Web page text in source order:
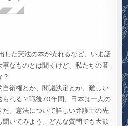
た憲法の本が売れるなど、いま話
なものとは聞くけど、私たちの暮
？
衛権とか、閣議決定とか、難しい
られる？戦後70年間、日本は一人の
。憲法について詳しい弁護士の先
いてみよう。どんな質問でも大歓